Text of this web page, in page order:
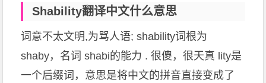
Shability翻译中文什么意思
词意不太文明,为骂人语; shability词根为
shaby，名词 shabi的能力 . 很傻，很天真 lity是
一个后缀词，意思是将中文的拼音直接变成了